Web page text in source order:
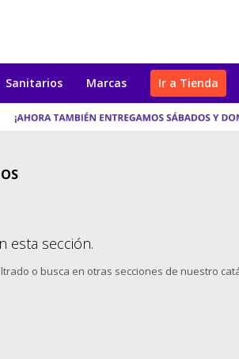
Sanitarios Marcas Ir a Tienda
esta sección.
o busca en otras secciones de nuestro